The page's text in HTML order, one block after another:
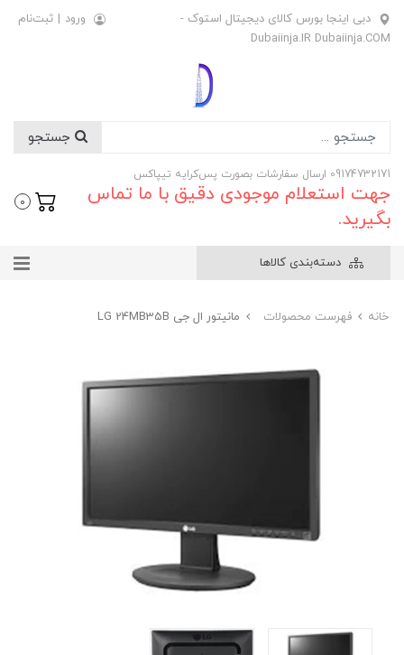
دبی اینجا بورس کالای دیجیتال استوک -
Dubaiinja.IR Dubaiinja.COM
ورود | ثبت‌نام
09174732171 ارسال سفارشات بصورت پس‌کرایه تیپاکس
جهت استعلام موجودی دقیق با ما تماس
بگیرید.
0
دسته‌بندی کالاها
خانه فهرست محصولات مانیتور ال جی LG 24MB35B